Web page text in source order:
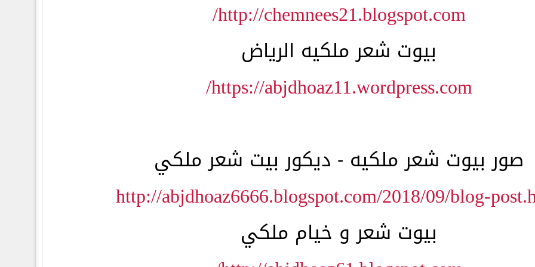
http://chemnees21.blogspot.com/
بيوت شعر ملكيه الرياض
https://abjdhoaz11.wordpress.com/
صور بيوت شعر ملكيه - ديكور بيت شعر ملكي
http://abjdhoaz6666.blogspot.com/2018/09/blog-
بيوت شعر و خيام ملكي